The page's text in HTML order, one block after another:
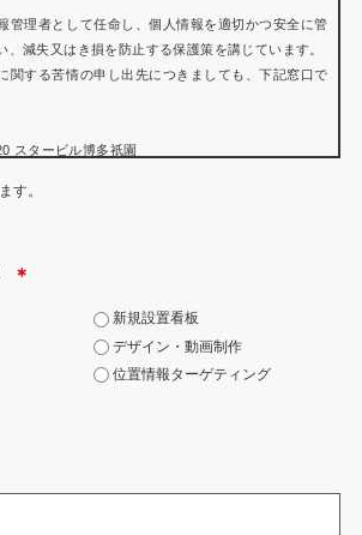
管理者として任命し、個人情報を適切かつ安全に管
、減失又はき損を防止する保護策を講じています。
関する苦情の申し出先につきましても、下記窓口で
スタービル博多祇園
目的
人情報は、該当お問い合わせへの対応にのみ利用い
るため
扱いの委託
す。
＊
新規設置看板
デザイン・動画制作
位置情報ターゲティング